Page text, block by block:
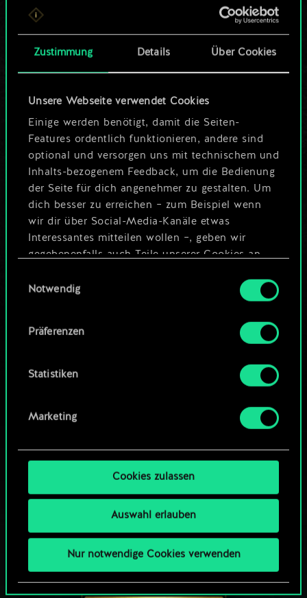
Zustimmung Details Über Cookies
Unsere Webseite verwendet Cookies
Einige werden benötigt, damit die Seiten-
Features ordentlich funktionieren, andere sind
optional und versorgen uns mit technischem und
Inhalts-bezogenem Feedback, um die Bedienung
der Seite für dich angenehmer zu gestalten. Um
dich besser zu erreichen – zum Beispiel wenn
wir dir über Social-Media-Kanäle etwas
Interessantes mitteilen wollen –, geben wir
gegebenenfalls auch Teile unserer Cookies an
Cookies erfordert allerdings deine Zustimmung.
Alle Details zu unserer Nutzung von Cookies
findest du unten im Menü „Einstellungen“, wo
um das Thema Cookies ändern kannst.
Notwendig
Präferenzen
Statistiken
Marketing
Cookies zulassen
Auswahl erlauben
Nur notwendige Cookies verwenden
ein geteilter Satz
Karten.
mehr sein kann!
Deck benennen und Leitfaden
Deck bearbeiten
WIE WÄR’S MIT EINER RUNDE GWENT?